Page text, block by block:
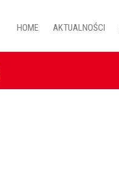
HOME AKTUALNOŚCI